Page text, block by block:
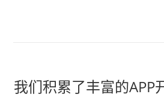
我们积累了丰富的APP